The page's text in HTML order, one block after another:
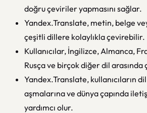
doğru çeviriler yapmasını sağlar.
Yandex.Translate, metin, belge
çeşitli dillere kolaylıkla çevirebilir.
Kullanıcılar, İngilizce, Almanca,
Rusça ve birçok diğer dil
Yandex.Translate, kullanıcıların
aşmalarına ve dünya çapında
yardımcı olur.